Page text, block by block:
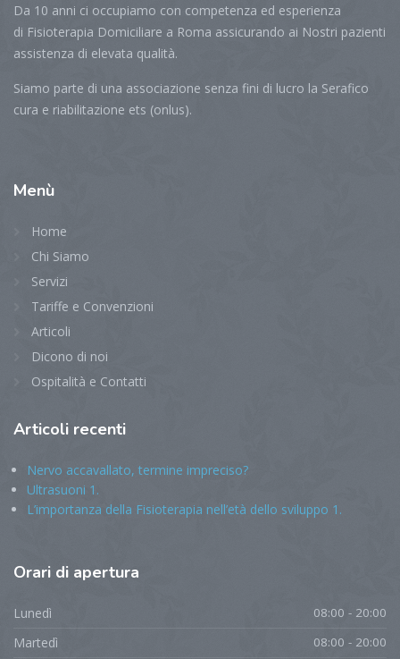
Da 10 anni ci occupiamo con competenza ed esperienza
di Fisioterapia Domiciliare a Roma assicurando ai Nostri pazienti
assistenza di elevata qualità.
Siamo parte di una associazione senza fini di lucro la Serafico
cura e riabilitazione ets (onlus).
Menù
Home
Chi Siamo
Servizi
Tariffe e Convenzioni
Articoli
Dicono di noi
Ospitalità e Contatti
Articoli recenti
Nervo accavallato, termine impreciso?
Ultrasuoni 1.
L’importanza della Fisioterapia nell’età dello sviluppo 1.
Orari di apertura
Lunedì 08:00 - 20:00
Martedì 08:00 - 20:00